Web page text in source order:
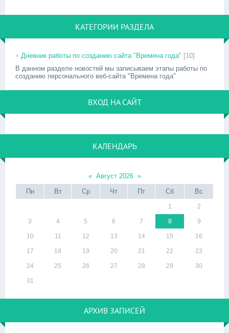
КАТЕГОРИИ РАЗДЕЛА
Дневник работы по созданию сайта "Времена года" [10]
В данном разделе новостей мы записываем этапы работы по
созданию персонального веб-сайта "Времена года"
ВХОД НА САЙТ
КАЛЕНДАРЬ
« Август 2026 »
Пн
Вт Ср Чт Пт Сб Вс
1 2
3 4 5 6 7 8 9
10 11 12 13 14 15 16
17 18 19 20 21 22 23
24 25 26 27 28 29 30
31
АРХИВ ЗАПИСЕЙ